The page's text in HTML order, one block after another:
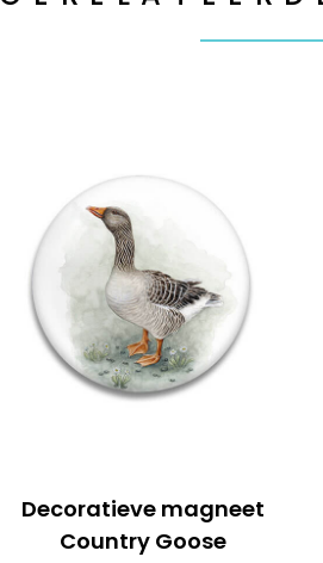
Decoratieve magneet
Country Goose